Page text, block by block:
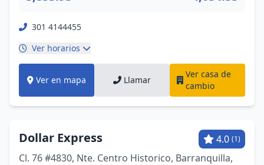
301 4144455
Ver horarios
Ver en mapa Llamar
Ver casa de
cambio
Dollar Express 4.0 (1)
Cl. 76 #4830, Nte. Centro Historico, Barranquilla,